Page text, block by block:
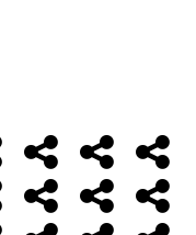
Alimentazione
AmbienteBambini
Cancro ControlloEconomia
FarmaciMassoneriaNWO